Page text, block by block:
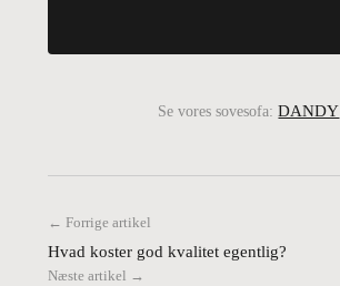
Se vores sovesofa:DANDY
← Forrige artikel
Hvad koster god kvalitet egentlig?
Næste artikel →